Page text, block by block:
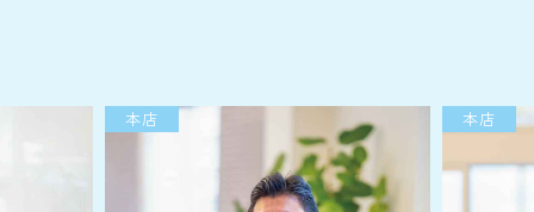
本店 本店